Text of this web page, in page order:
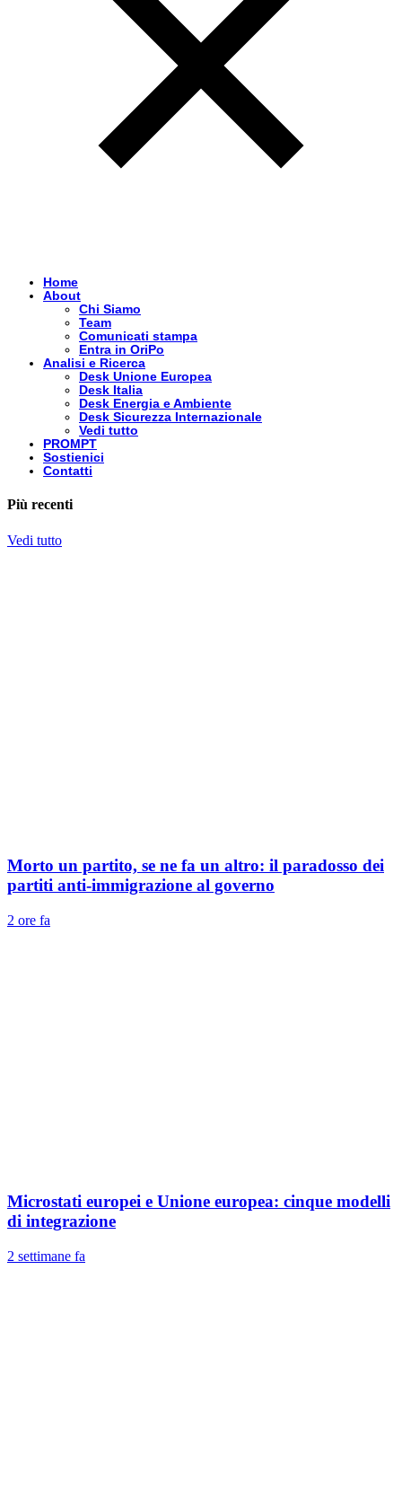
Home
About
Chi Siamo
Team
Comunicati stampa
Entra in OriPo
Analisi e Ricerca
Desk Unione Europea
Desk Italia
Desk Energia e Ambiente
Desk Sicurezza Internazionale
Vedi tutto
PROMPT
Sostienici
Contatti
Più recenti
Vedi tutto
Morto un partito, se ne fa un altro: il paradosso dei
partiti anti-immigrazione al governo
2 ore fa
Microstati europei e Unione europea: cinque modelli
di integrazione
2 settimane fa